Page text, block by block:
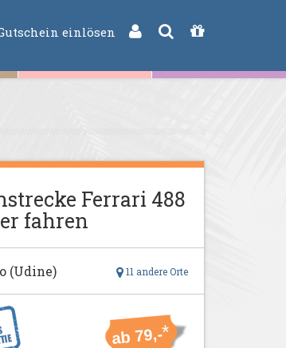
einlösen
Ferrari 488
fahren
11 andere Orte
(Udine)
ab 79,-*